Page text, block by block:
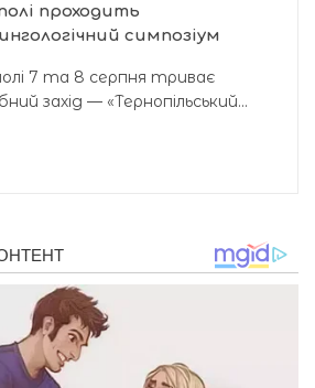
проходить
симпозіум
7 та 8 серпня триває
захід — «Тернопільський...